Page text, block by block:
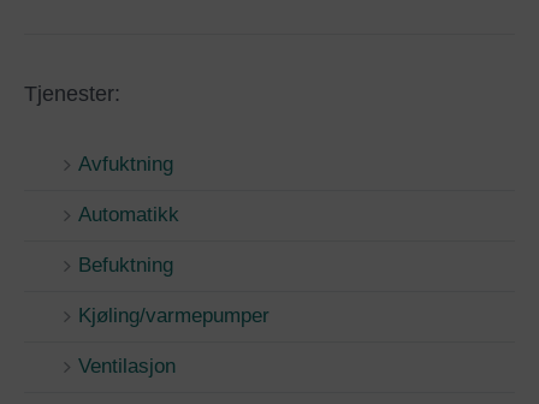
Tjenester:
Avfuktning
Automatikk
Befuktning
Kjøling/varmepumper
Ventilasjon